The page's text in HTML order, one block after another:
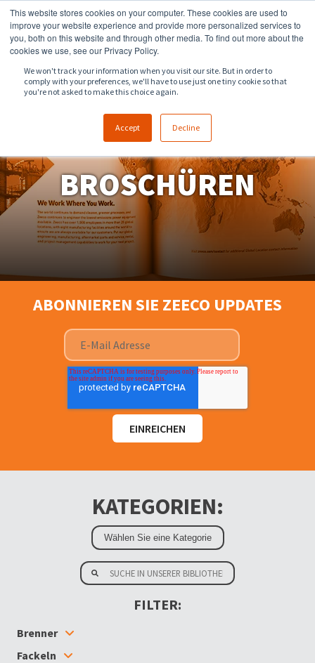
This website stores cookies on your computer. These cookies are used to
improve your website experience and provide more personalized services to
you, both on this website and through other media. To find out more about the
cookies we use, see our Privacy Policy.
We won't track your information when you visit our site. But in order to
comply with your preferences, we'll have to use just one tiny cookie so that
you're not asked to make this choice again.
Accept Decline
918.258.8551 sales@zeeco.com
BROSCHÜREN
ABONNIEREN SIE ZEECO UPDATES
KATEGORIEN:
FILTER:
Brenner
Fackeln